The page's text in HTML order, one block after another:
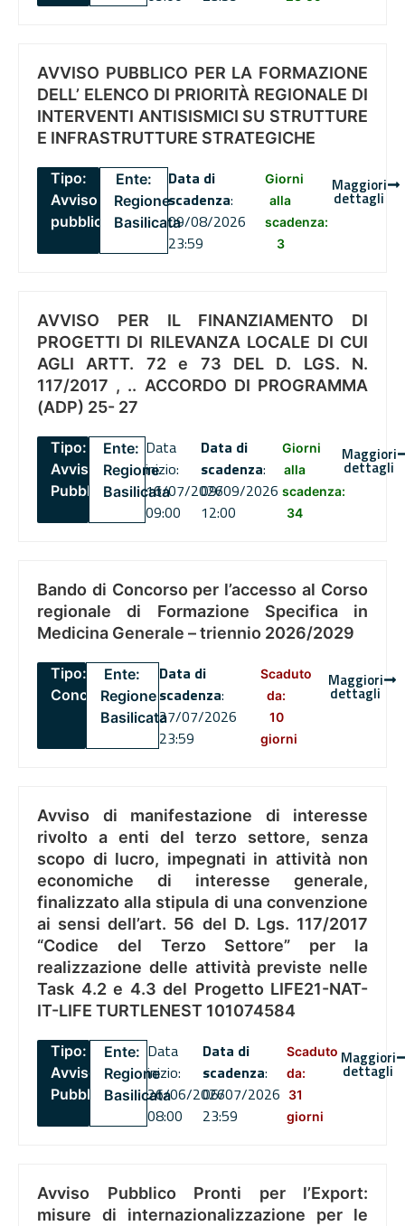
AVVISO PUBBLICO PER LA FORMAZIONE
DELL’ ELENCO DI PRIORITÀ REGIONALE DI
INTERVENTI ANTISISMICI SU STRUTTURE
E INFRASTRUTTURE STRATEGICHE
Tipo:
Avviso
pubblico
Ente:
Regione
Basilicata
Data di
scadenza:
09/08/2026
23:59
Giorni
alla
scadenza:
3
Maggiori
dettagli
AVVISO PER IL FINANZIAMENTO DI
PROGETTI DI RILEVANZA LOCALE DI CUI
AGLI ARTT. 72 e 73 DEL D. LGS. N.
117/2017 , .. ACCORDO DI PROGRAMMA
(ADP) 25- 27
Tipo:
Avviso
Pubblico
Ente:
Regione
Basilicata
Data
inizio:
16/07/2026
09:00
Data di
scadenza:
09/09/2026
12:00
Giorni
alla
scadenza:
34
Maggiori
dettagli
Bando di Concorso per l’accesso al Corso
regionale di Formazione Specifica in
Medicina Generale – triennio 2026/2029
Tipo:
Concorsi
Ente:
Regione
Basilicata
Data di
scadenza:
27/07/2026
23:59
Scaduto
da:
10
giorni
Maggiori
dettagli
Avviso di manifestazione di interesse
rivolto a enti del terzo settore, senza
scopo di lucro, impegnati in attività non
economiche di interesse generale,
finalizzato alla stipula di una convenzione
ai sensi dell’art. 56 del D. Lgs. 117/2017
“Codice del Terzo Settore” per la
realizzazione delle attività previste nelle
Task 4.2 e 4.3 del Progetto LIFE21-NAT-
IT-LIFE TURTLENEST 101074584
Tipo:
Avviso
Pubblico
Ente:
Regione
Basilicata
Data
inizio:
26/06/2026
08:00
Data di
scadenza:
06/07/2026
23:59
Scaduto
da:
31
giorni
Maggiori
dettagli
Avviso Pubblico Pronti per l’Export:
misure di internazionalizzazione per le